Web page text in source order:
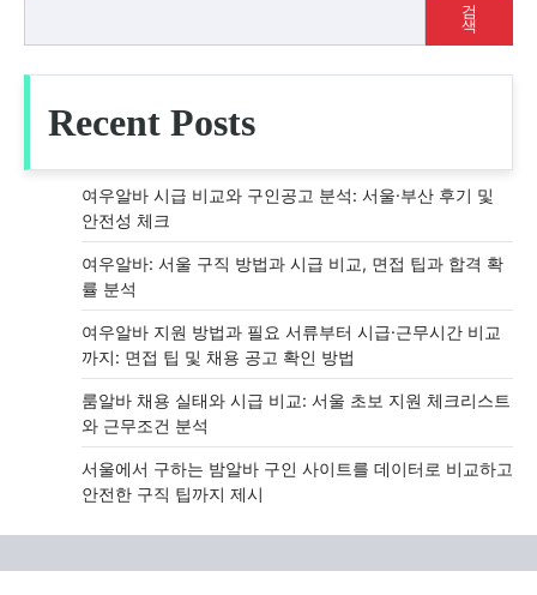
검
색
Recent Posts
여우알바 시급 비교와 구인공고 분석: 서울·부산 후기 및
안전성 체크
여우알바: 서울 구직 방법과 시급 비교, 면접 팁과 합격 확
률 분석
여우알바 지원 방법과 필요 서류부터 시급·근무시간 비교
까지: 면접 팁 및 채용 공고 확인 방법
룸알바 채용 실태와 시급 비교: 서울 초보 지원 체크리스트
와 근무조건 분석
서울에서 구하는 밤알바 구인 사이트를 데이터로 비교하고
안전한 구직 팁까지 제시